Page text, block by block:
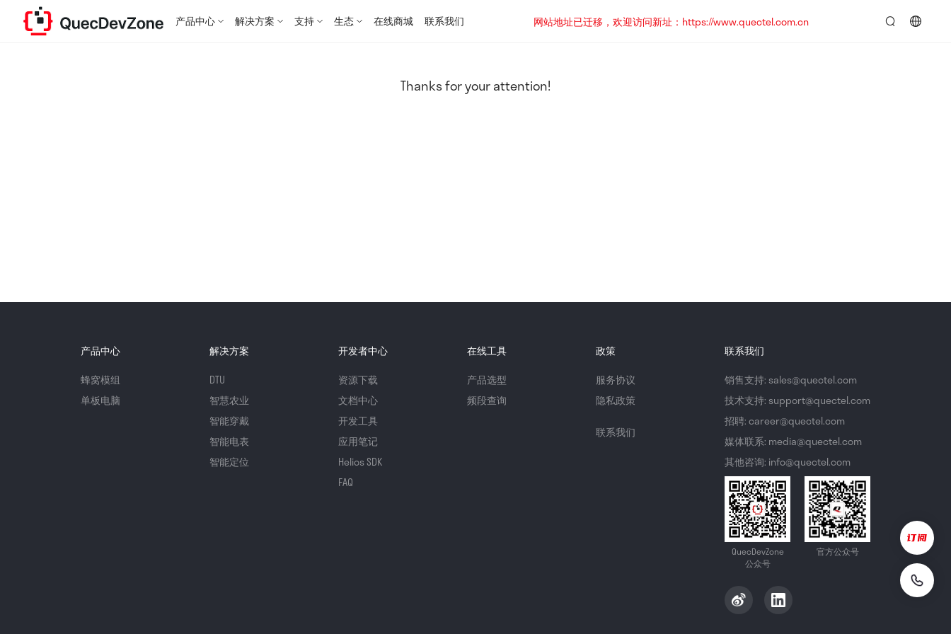
产品中心 解决方案 支持 生态 在线商城 联系我们
网站地址已迁移，欢迎访问新址：https://www.quectel.com.cn
Thanks for your attention!
产品中心
蜂窝模组
单板电脑
解决方案
DTU
智慧农业
智能穿戴
智能电表
智能定位
开发者中心
资源下载
文档中心
开发工具
应用笔记
Helios SDK
FAQ
在线工具
产品选型
频段查询
政策
服务协议
隐私政策
联系我们
联系我们
销售支持: sales@quectel.com
技术支持: support@quectel.com
招聘: career@quectel.com
媒体联系: media@quectel.com
其他咨询: info@quectel.com
QuecDevZone
公众号
官方公众号